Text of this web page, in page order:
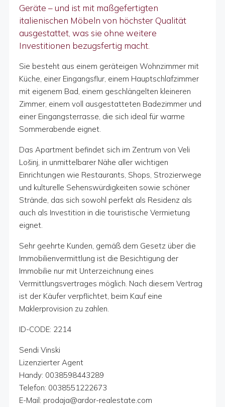
Geräte – und ist mit maßgefertigten
italienischen Möbeln von höchster Qualität
ausgestattet, was sie ohne weitere
Investitionen bezugsfertig macht.
Sie besteht aus einem geräteigen Wohnzimmer mit
Küche, einer Eingangsflur, einem Hauptschlafzimmer
mit eigenem Bad, einem geschlängelten kleineren
Zimmer, einem voll ausgestatteten Badezimmer und
einer Eingangsterrasse, die sich ideal für warme
Sommerabende eignet.
Das Apartment befindet sich im Zentrum von Veli
Lošinj, in unmittelbarer Nähe aller wichtigen
Einrichtungen wie Restaurants, Shops, Strozierwege
und kulturelle Sehenswürdigkeiten sowie schöner
Strände, das sich sowohl perfekt als Residenz als
auch als Investition in die touristische Vermietung
eignet.
Sehr geehrte Kunden, gemäß dem Gesetz über die
Immobilienvermittlung ist die Besichtigung der
Immobilie nur mit Unterzeichnung eines
Vermittlungsvertrages möglich. Nach diesem Vertrag
ist der Käufer verpflichtet, beim Kauf eine
Maklerprovision zu zahlen.
ID-CODE: 2214
Sendi Vinski
Lizenzierter Agent
Handy: 0038598443289
Telefon: 0038551222673
E-Mail: prodaja@ardor-realestate.com